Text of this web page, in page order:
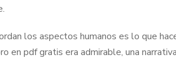
los aspectos humanos es lo que
en pdf gratis era admirable, una